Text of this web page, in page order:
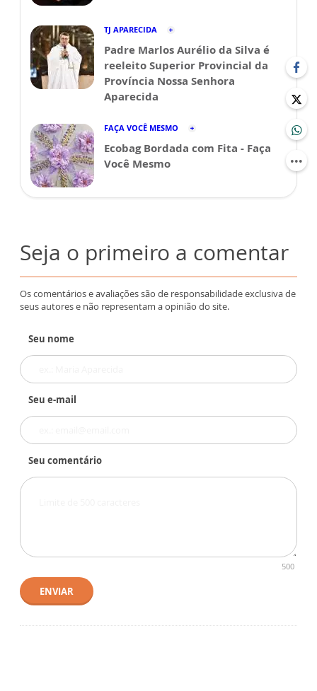
TJ APARECIDA
Padre Marlos Aurélio da Silva é
reeleito Superior Provincial da
Província Nossa Senhora
Aparecida
FAÇA VOCÊ MESMO
Ecobag Bordada com Fita - Faça
Você Mesmo
Seja o primeiro a comentar
Os comentários e avaliações são de responsabilidade exclusiva de
seus autores e não representam a opinião do site.
Seu nome
Seu e-mail
Seu comentário
500
ENVIAR